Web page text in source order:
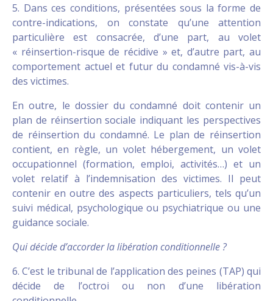
5. Dans ces conditions, présentées sous la forme de
contre-indications, on constate qu’une attention
particulière est consacrée, d’une part, au volet
« réinsertion-risque de récidive » et, d’autre part, au
comportement actuel et futur du condamné vis-à-vis
des victimes.
En outre, le dossier du condamné doit contenir un
plan de réinsertion sociale indiquant les perspectives
de réinsertion du condamné. Le plan de réinsertion
contient, en règle, un volet hébergement, un volet
occupationnel (formation, emploi, activités…) et un
volet relatif à l’indemnisation des victimes. Il peut
contenir en outre des aspects particuliers, tels qu’un
suivi médical, psychologique ou psychiatrique ou une
guidance sociale.
Qui décide d’accorder la libération conditionnelle ?
6. C’est le tribunal de l’application des peines (TAP) qui
décide de l’octroi ou non d’une libération